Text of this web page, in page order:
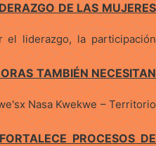
DE LAS MUJERES
liderazgo, la participación
TAMBIÉN NECESITAN
Nasa Kwekwe – Territorio
PROCESOS DE